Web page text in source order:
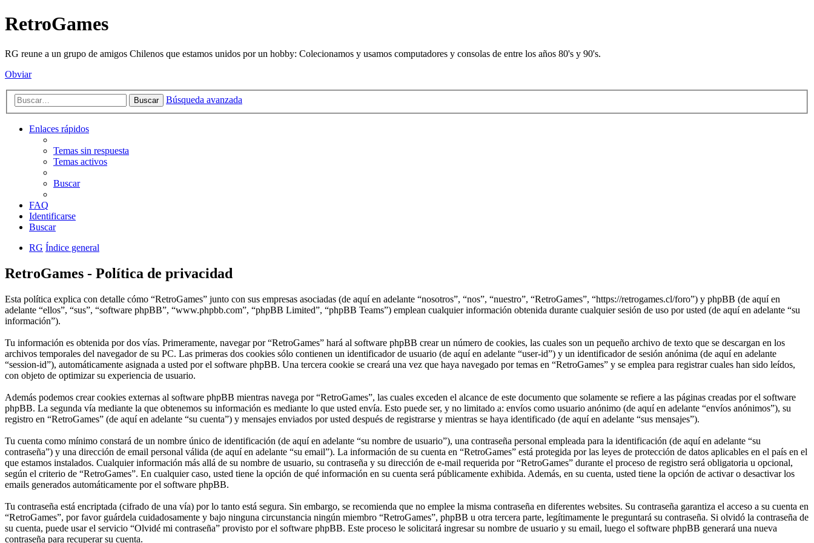
RetroGames
RG reune a un grupo de amigos Chilenos que estamos unidos por un hobby: Colecionamos y usamos computadores y consolas de entre los años 80's y 90's.
Obviar
Buscar Búsqueda avanzada
Enlaces rápidos
Temas sin respuesta
Temas activos
Buscar
FAQ
Identificarse
Buscar
RG Índice general
RetroGames - Política de privacidad
Esta política explica con detalle cómo “RetroGames” junto con sus empresas asociadas (de aquí en adelante “nosotros”, “nos”, “nuestro”, “RetroGames”, “https://retrogames.cl/foro”) y phpBB (de aquí en
adelante “ellos”, “sus”, “software phpBB”, “www.phpbb.com”, “phpBB Limited”, “phpBB Teams”) emplean cualquier información obtenida durante cualquier sesión de uso por usted (de aquí en adelante “su
información”).
Tu información es obtenida por dos vías. Primeramente, navegar por “RetroGames” hará al software phpBB crear un número de cookies, las cuales son un pequeño archivo de texto que se descargan en los
archivos temporales del navegador de su PC. Las primeras dos cookies sólo contienen un identificador de usuario (de aquí en adelante “user-id”) y un identificador de sesión anónima (de aquí en adelante
“session-id”), automáticamente asignada a usted por el software phpBB. Una tercera cookie se creará una vez que haya navegado por temas en “RetroGames” y se emplea para registrar cuales han sido leídos,
con objeto de optimizar su experiencia de usuario.
Además podemos crear cookies externas al software phpBB mientras navega por “RetroGames”, las cuales exceden el alcance de este documento que solamente se refiere a las páginas creadas por el software
phpBB. La segunda vía mediante la que obtenemos su información es mediante lo que usted envía. Esto puede ser, y no limitado a: envíos como usuario anónimo (de aquí en adelante “envíos anónimos”), su
registro en “RetroGames” (de aquí en adelante “su cuenta”) y mensajes enviados por usted después de registrarse y mientras se haya identificado (de aquí en adelante “sus mensajes”).
Tu cuenta como mínimo constará de un nombre único de identificación (de aquí en adelante “su nombre de usuario”), una contraseña personal empleada para la identificación (de aquí en adelante “su
contraseña”) y una dirección de email personal válida (de aquí en adelante “su email”). La información de su cuenta en “RetroGames” está protegida por las leyes de protección de datos aplicables en el país en el
que estamos instalados. Cualquier información más allá de su nombre de usuario, su contraseña y su dirección de e-mail requerida por “RetroGames” durante el proceso de registro será obligatoria u opcional,
según el criterio de “RetroGames”. En cualquier caso, usted tiene la opción de qué información en su cuenta será públicamente exhibida. Además, en su cuenta, usted tiene la opción de activar o desactivar los
emails generados automáticamente por el software phpBB.
Tu contraseña está encriptada (cifrado de una vía) por lo tanto está segura. Sin embargo, se recomienda que no emplee la misma contraseña en diferentes websites. Su contraseña garantiza el acceso a su cuenta en
“RetroGames”, por favor guárdela cuidadosamente y bajo ninguna circunstancia ningún miembro “RetroGames”, phpBB u otra tercera parte, legítimamente le preguntará su contraseña. Si olvidó la contraseña de
su cuenta, puede usar el servicio “Olvidé mi contraseña” provisto por el software phpBB. Este proceso le solicitará ingresar su nombre de usuario y su email, luego el software phpBB generará una nueva
contraseña para recuperar su cuenta.